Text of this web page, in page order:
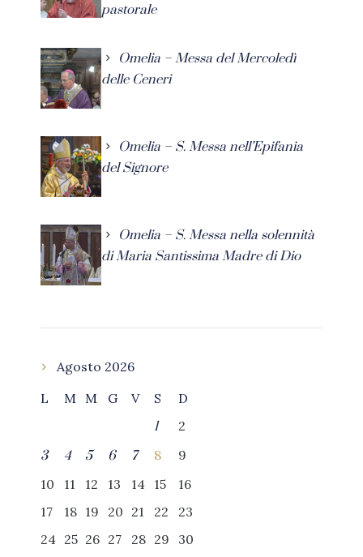
pastorale
Omelia – Messa del Mercoledì
delle Ceneri
Omelia – S. Messa nell’Epifania
del Signore
Omelia – S. Messa nella solennità
di Maria Santissima Madre di Dio
Agosto 2026
L
M M G V S
D
1
2
3
4 5 6 7 8
9
10
11 12 13 14 15
16
17
18 19 20 21 22
23
24 25 26 27 28 29
30